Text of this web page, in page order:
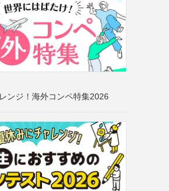
ンジ！海外コンペ特集2026